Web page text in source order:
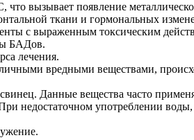
вызывает появление
ткани и гормональных
с выраженным токсическим
БАДов.
лечения.
вредными веществами,
Данные вещества часто
недостаточном употреблении